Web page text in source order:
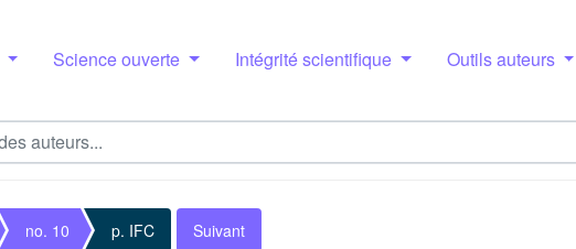
Science ouverte Intégrité scientifique Outils auteurs
no. 10 p. IFC Suivant